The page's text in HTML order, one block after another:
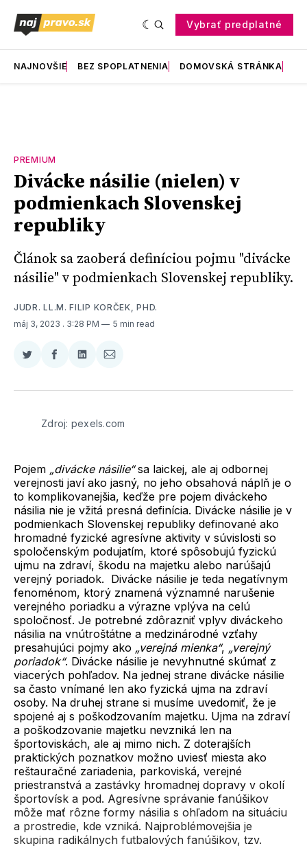
Vybrať predplatné
NAJNOVŠIE BEZ SPOPLATNENIA DOMOVSKÁ STRÁNKA
PREMIUM
Divácke násilie (nielen) v
podmienkach Slovenskej
republiky
Článok sa zaoberá definíciou pojmu "divácke
násilie" v podmienkach Slovenskej republiky.
JUDR. LL.M. FILIP KORČEK, PHD.
máj 3, 2023 . 3:28 PM 5 min read
Zdieľať
Twitter
Zdieľať
Facebooku
Zdieľať
LinkedIne
Zdieľať
E-
Zdroj: pexels.com
Pojem „divácke násilie“sa laickej, ale aj odbornej
verejnosti javí ako jasný, no jeho obsahová náplň je o
to komplikovanejšia, keďže pre pojem diváckeho
násilia nie je vžitá presná definícia. Divácke násilie je v
podmienkach Slovenskej republiky definované ako
hromadné fyzické agresívne aktivity v súvislosti so
spoločenským podujatím, ktoré spôsobujú fyzickú
ujmu na zdraví, škodu na majetku alebo narúšajú
verejný poriadok. Divácke násilie je teda negatívnym
fenoménom, ktorý znamená významné narušenie
verejného poriadku a výrazne vplýva na celú
spoločnosť. Je potrebné zdôrazniť vplyv diváckeho
násilia na vnútroštátne a medzinárodné vzťahy
presahujúci pojmy ako „verejná mienka“, „verejný
poriadok“. Divácke násilie je nevyhnutné skúmať z
viacerých pohľadov. Na jednej strane divácke násilie
sa často vnímané len ako fyzická ujma na zdraví
osoby. Na druhej strane si musíme uvedomiť, že je
spojené aj s poškodzovaním majetku. Ujma na zdraví
a poškodzovanie majetku nevzniká len na
športoviskách, ale aj mimo nich. Z doterajších
praktických poznatkov možno uviesť miesta ako
reštauračné zariadenia, parkoviská, verejné
priestranstvá a zastávky hromadnej dopravy v okolí
športovísk a pod. Agresívne správanie fanúšikov
môže mať rôzne formy násilia s ohľadom na situáciu
a prostredie, kde vzniká. Najproblémovejšia je
skupina radikálnych futbalových fanúšikov, tzv.